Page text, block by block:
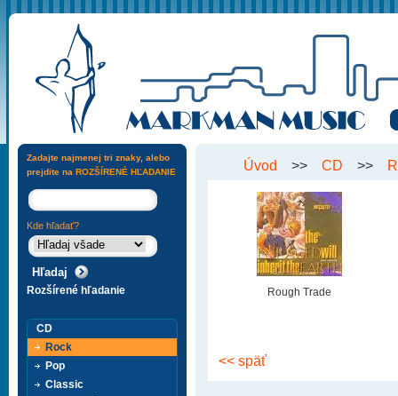
Úvod >> CD >>
Rough Trade
<< späť
Zadajte najmenej tri znaky, alebo
prejdite na ROZŠÍRENÉ HĽADANIE
Kde hľadať?
Rozšírené hľadanie
CD
Rock
Pop
Classic